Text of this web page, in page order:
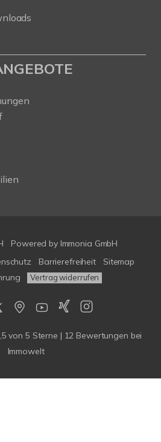
Powered by Immonia GmbH
Barrierefreiheit
Sitemap
Vertrag widerrufen
von 5 Sterne | 12 Bewertungen bei
Immowelt